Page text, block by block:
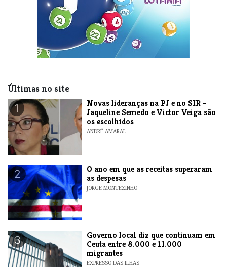
Últimas no site
1
Novas lideranças na PJ e no SIR -
Jaqueline Semedo e Victor Veiga são
os escolhidos
ANDRÉ AMARAL
2
O ano em que as receitas superaram
as despesas
JORGE MONTEZINHO
3
​Governo local diz que continuam em
Ceuta entre 8.000 e 11.000
migrantes
EXPRESSO DAS ILHAS